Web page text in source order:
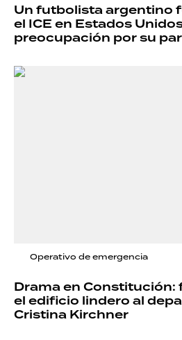
Un futbolista argentino
el ICE en Estados
preocupación por su
Operativo de emergencia
Drama en Constitución:
el edificio lindero al
Cristina Kirchner